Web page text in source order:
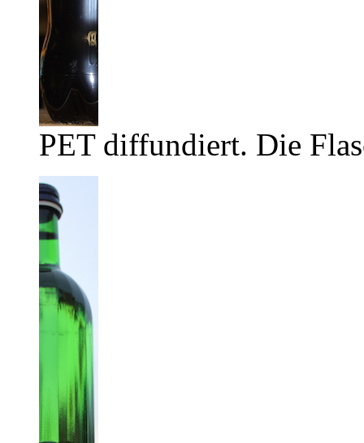
PET diffundiert. Die